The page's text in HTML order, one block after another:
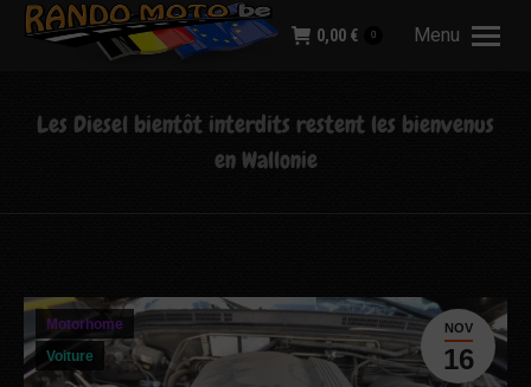
Menu
0,00 € 0
Les Diesel bientôt interdits restent les bienvenus
en Wallonie
NOV
16
Motorhome
Voiture